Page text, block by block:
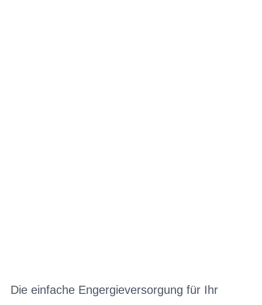
Die einfache Engergieversorgung für Ihr